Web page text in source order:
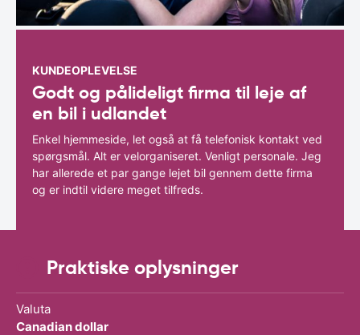
KUNDEOPLEVELSE
Godt og pålideligt firma til leje af
en bil i udlandet
Enkel hjemmeside, let også at få telefonisk kontakt ved
spørgsmål. Alt er velorganiseret. Venligt personale. Jeg
har allerede et par gange lejet bil gennem dette firma
og er indtil videre meget tilfreds.
Praktiske oplysninger
Valuta
Canadian dollar